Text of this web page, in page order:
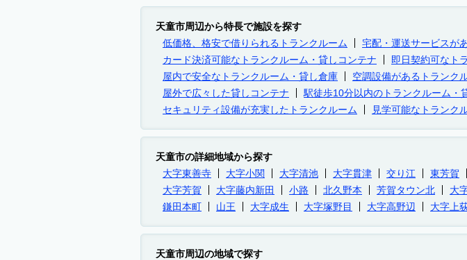
天童市周辺から特長で施設を探す
低価格、格安で借りられるトランクルーム
宅配・運送サービスが
カード決済可能なトランクルーム・貸しコンテナ
即日契約可なト
屋内で安全なトランクルーム・貸し倉庫
空調設備があるトランク
屋外で広々した貸しコンテナ
駅徒歩10分以内のトランクルーム・
セキュリティ設備が充実したトランクルーム
見学可能なトランク
天童市の詳細地域から探す
大字東善寺
大字小関 大字清池 大字貫津 交り江 東芳賀
大字芳賀
大字藤内新田 小路 北久野本 芳賀タウン北 大
鎌田本町
山王 大字成生 大字塚野目 大字高野辺 大字上
天童市周辺の地域で探す